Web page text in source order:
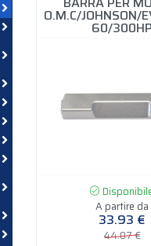
O.M.C/JOHNSON/
60/300HP
A partire da
33.93 €
44.07 €